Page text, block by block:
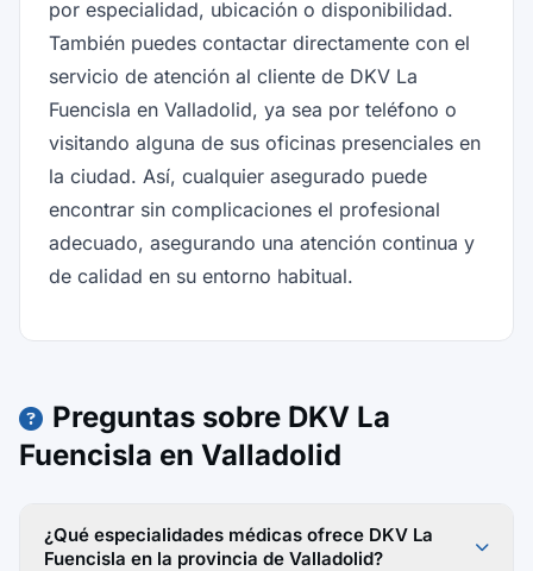
por especialidad, ubicación o disponibilidad.
También puedes contactar directamente con el
servicio de atención al cliente de DKV La
Fuencisla en Valladolid, ya sea por teléfono o
visitando alguna de sus oficinas presenciales en
la ciudad. Así, cualquier asegurado puede
encontrar sin complicaciones el profesional
adecuado, asegurando una atención continua y
de calidad en su entorno habitual.
Preguntas sobre DKV La
Fuencisla en Valladolid
¿Qué especialidades médicas ofrece DKV La
Fuencisla en la provincia de Valladolid?